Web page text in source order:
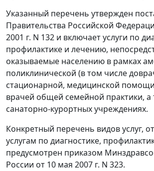
Указанный перечень утвержден
Правительства Российской
2001 г. N 132 и включает услуги по
профилактике и лечению,
оказываемые населению в рамках
поликлинической (в том числе
стационарной, медицинской
врачей общей семейной практики, а
санаторно-курортных учреждениях.
Конкретный перечень видов услуг,
услугам по диагностике,
предусмотрен приказом
России от 10 мая 2007 г. N 323.